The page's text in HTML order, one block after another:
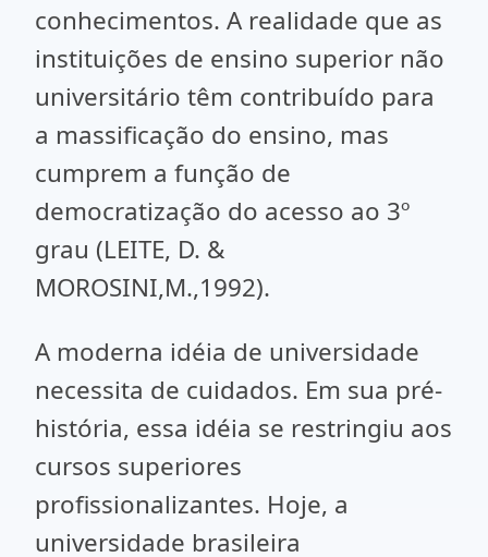
conhecimentos. A realidade que as
instituições de ensino superior não
universitário têm contribuído para
a massificação do ensino, mas
cumprem a função de
democratização do acesso ao 3º
grau (LEITE, D. &
MOROSINI,M.,1992).
A moderna idéia de universidade
necessita de cuidados. Em sua pré-
história, essa idéia se restringiu aos
cursos superiores
profissionalizantes. Hoje, a
universidade brasileira